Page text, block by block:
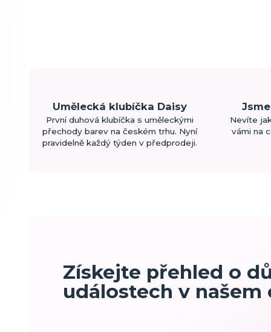
Umělecká klubíčka Daisy
První duhová klubíčka s uměleckými
přechody barev na českém trhu. Nyní
pravidelně každý týden v předprodeji.
Nevíte
vámi na
Získejte přehled o
událostech v našem